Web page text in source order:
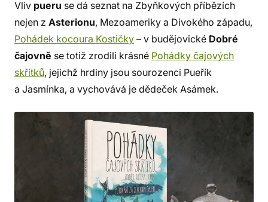
Vliv pueru se dá seznat na Zbyňkových příbězích
nejen z Asterionu, Mezoameriky a Divokého západu,
Pohádek kocoura Kostičky – v budějovické Dobré
čajovně se totiž zrodili krásné Pohádky čajových
skřítků, jejichž hrdiny jsou sourozenci Pueřík
a Jasmínka, a vychovává je dědeček Asámek.